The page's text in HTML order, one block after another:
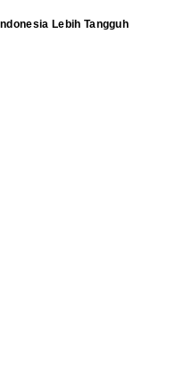
Lebih Tangguh